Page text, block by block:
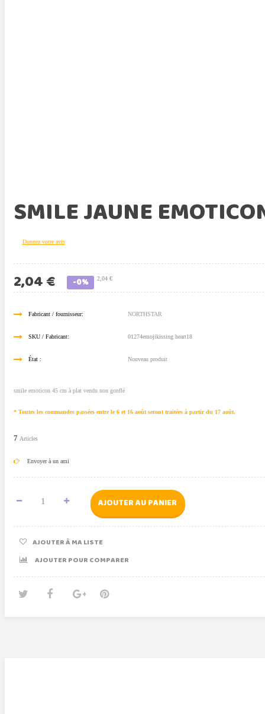
SMILE JAUNE
Donnez votre avis
2,04 €
2,04 € -0%
Fabricant / fournisseur: NORTHSTAR
SKU / Fabricant: 01274emojikissing heart18
État : Nouveau produit
smile emoticon 45 cm à plat vendu non gonflé
* Toutes les commandes passées entre le 6 et 16 août seront traitées à partir du 17 août.
7 Articles
Envoyer à un ami
AJOUTER AU PANIER
AJOUTER À MA LISTE
AJOUTER POUR COMPARER